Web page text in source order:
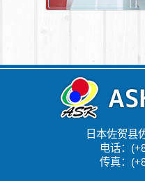
日本佐贺县
电话：
传真：